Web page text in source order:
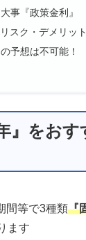
事『政策金利』
スク・デメリット
予想は不可能！
』をおす
間等で3種類『
ます